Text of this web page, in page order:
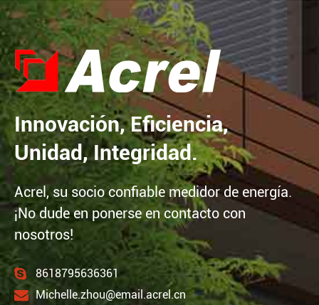
Innovación, Eficiencia,
Unidad, Integridad.
Acrel, su socio confiable medidor de energía.
¡No dude en ponerse en contacto con
nosotros!
8618795636361
Michelle.zhou@email.acrel.cn